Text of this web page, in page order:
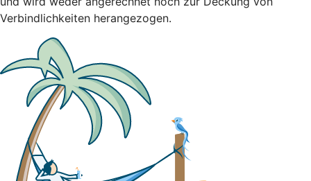
Verbindlichkeiten herangezogen.